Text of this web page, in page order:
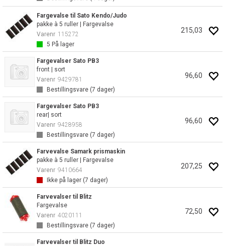
Fargevalse til Sato Kendo/Judo
pakke à 5 ruller | Fargevalse
Varenr 115272
5 På lager
215,03
Fargevalser Sato PB3
front | sort
Varenr 9429781
Bestillingsvare (7 dager)
96,60
Fargevalser Sato PB3
rear| sort
Varenr 9428958
Bestillingsvare (7 dager)
96,60
Farvevalse Samark prismaskin
pakke à 5 ruller | Fargevalse
Varenr 9410664
Ikke på lager (7 dager)
207,25
Farvevalser til Blitz
Fargevalse
Varenr 4020111
Bestillingsvare (7 dager)
72,50
Farvevalser til Blitz Duo